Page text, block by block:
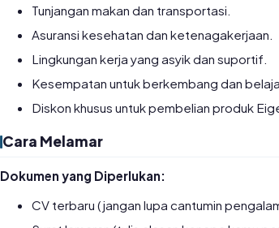
Tunjangan makan dan transportasi.
Asuransi kesehatan dan ketenagakerjaan.
Lingkungan kerja yang asyik dan suportif.
Kesempatan untuk berkembang dan
Diskon khusus untuk pembelian produk
Cara Melamar
Dokumen yang Diperlukan:
CV terbaru (jangan lupa cantumin